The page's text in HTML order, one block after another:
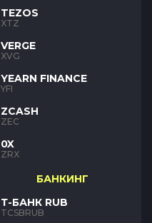
TEZOS
XTZ
VERGE
XVG
YEARN FINANCE
YFI
ZCASH
ZEC
0X
ZRX
БАНКИНГ
Т-БАНК RUB
TCSBRUB